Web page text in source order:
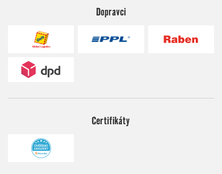
Dopravci
Certifikáty